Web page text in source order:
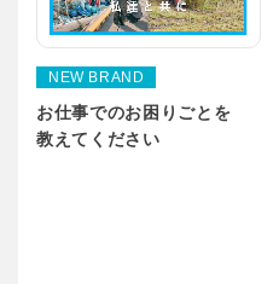
NEW BRAND
お仕事でのお困りごとを
教えてください